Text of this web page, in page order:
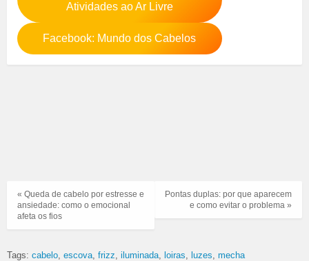
Atividades ao Ar Livre
Facebook: Mundo dos Cabelos
Pontas duplas: por que aparecem
e como evitar o problema »
« Queda de cabelo por estresse e
ansiedade: como o emocional
afeta os fios
Tags: cabelo escova frizz iluminada loiras luzes mecha